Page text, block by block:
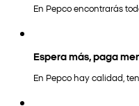
En Pepco encontrarás
Espera más, paga
En Pepco hay calidad,